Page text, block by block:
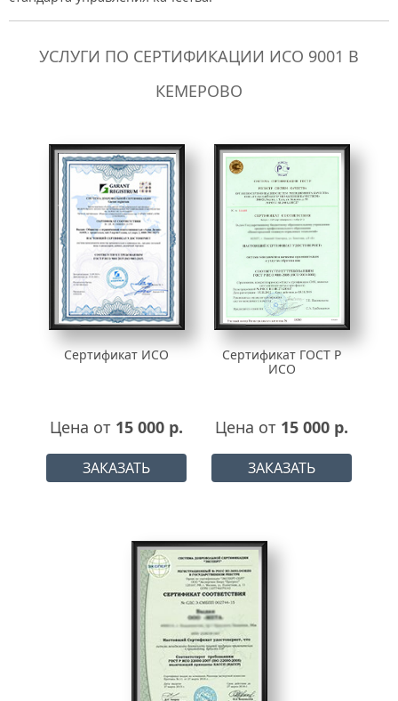
УСЛУГИ ПО СЕРТИФИКАЦИИ ИСО 9001 В
КЕМЕРОВО
Сертификат ИСО
Цена от 15 000 р.
ЗАКАЗАТЬ
Сертификат ГОСТ Р
ИСО
Цена от 15 000 р.
ЗАКАЗАТЬ